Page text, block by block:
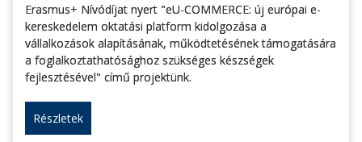
Erasmus+ Nívódíjat nyert "eU-COMMERCE: új európai e-
kereskedelem oktatási platform kidolgozása a
vállalkozások alapításának, működtetésének támogatására
a foglalkoztathatósághoz szükséges készségek
fejlesztésével" című projektünk.
Részletek